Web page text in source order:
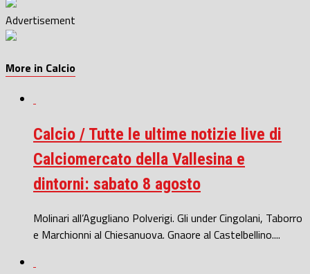
Advertisement
More in Calcio
Calcio / Tutte le ultime notizie live di
Calciomercato della Vallesina e
dintorni: sabato 8 agosto
Molinari all’Agugliano Polverigi. Gli under Cingolani, Taborro
e Marchionni al Chiesanuova. Gnaore al Castelbellino....